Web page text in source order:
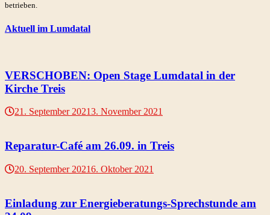
betrieben.
Aktuell im Lumdatal
VERSCHOBEN: Open Stage Lumdatal in der
Kirche Treis
21. September 20213. November 2021
Reparatur-Café am 26.09. in Treis
20. September 20216. Oktober 2021
Einladung zur Energieberatungs-Sprechstunde am